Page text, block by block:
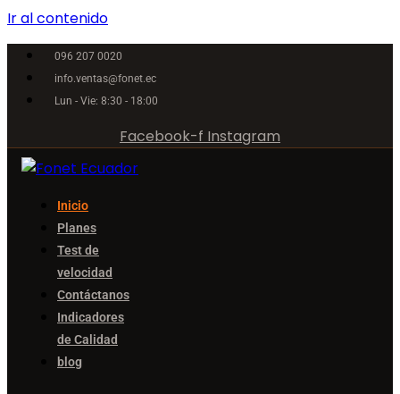
Ir al contenido
096 207 0020
info.ventas@fonet.ec
Lun - Vie: 8:30 - 18:00
Facebook-f Instagram
Inicio
Planes
Test de
velocidad
Contáctanos
Indicadores
de Calidad
blog